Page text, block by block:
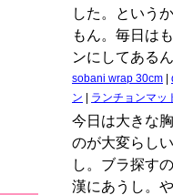
した。という
もん。毎日は
ンにしてある
sobani wrap 30cm
ン
ランチョンマ
今日は大きな
のが大変らし
し。ブラ探す
漢にあうし。